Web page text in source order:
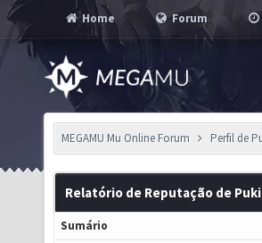
Home Forum
MEGAMU Mu Online Forum Perfil de
Relatório de Reputação de
Sumário